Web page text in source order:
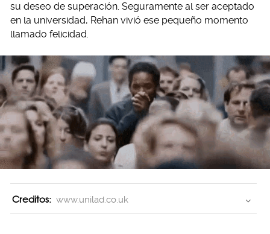
su deseo de superación. Seguramente al ser aceptado
en la universidad, Rehan vivió ese pequeño momento
llamado felicidad.
Creditos: www.unilad.co.uk